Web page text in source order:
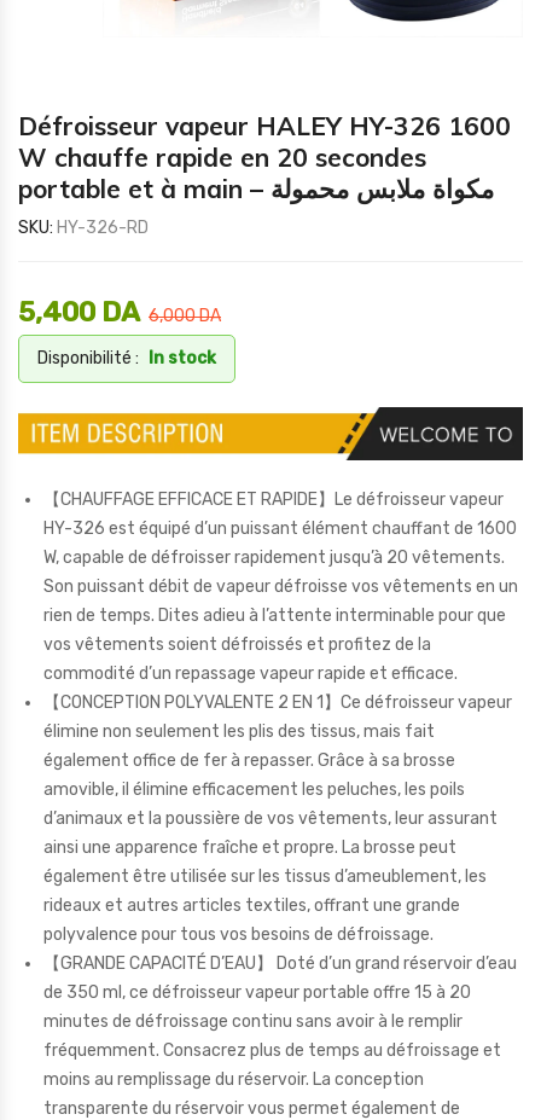
Défroisseur vapeur HALEY HY-326 1600
W chauffe rapide en 20 secondes
portable et à main – مكواة ملابس محمولة
SKU: HY-326-RD
6,000DA
5,400 DA
Disponibilité : In stock
【CHAUFFAGE EFFICACE ET RAPIDE】Le défroisseur vapeur
HY-326 est équipé d’un puissant élément chauffant de 1600
W, capable de défroisser rapidement jusqu’à 20 vêtements.
Son puissant débit de vapeur défroisse vos vêtements en un
rien de temps. Dites adieu à l’attente interminable pour que
vos vêtements soient défroissés et profitez de la
commodité d’un repassage vapeur rapide et efficace.
【CONCEPTION POLYVALENTE 2 EN 1】Ce défroisseur vapeur
élimine non seulement les plis des tissus, mais fait
également office de fer à repasser. Grâce à sa brosse
amovible, il élimine efficacement les peluches, les poils
d’animaux et la poussière de vos vêtements, leur assurant
ainsi une apparence fraîche et propre. La brosse peut
également être utilisée sur les tissus d’ameublement, les
rideaux et autres articles textiles, offrant une grande
polyvalence pour tous vos besoins de défroissage.
【GRANDE CAPACITÉ D’EAU】 Doté d’un grand réservoir d’eau
de 350 ml, ce défroisseur vapeur portable offre 15 à 20
minutes de défroissage continu sans avoir à le remplir
fréquemment. Consacrez plus de temps au défroissage et
moins au remplissage du réservoir. La conception
transparente du réservoir vous permet également de